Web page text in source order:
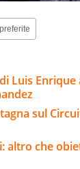
Luis
sul
altro che